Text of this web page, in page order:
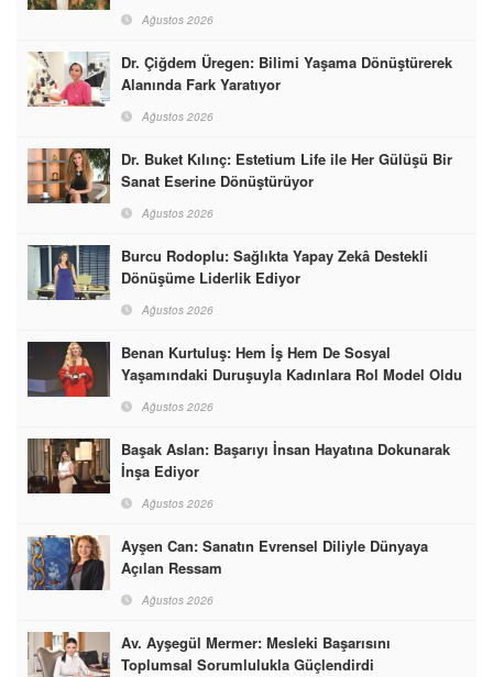
Ağustos 2026
Dr. Çiğdem Üregen: Bilimi Yaşama Dönüştürerek
Alanında Fark Yaratıyor
Ağustos 2026
Dr. Buket Kılınç: Estetium Life ile Her Gülüşü Bir
Sanat Eserine Dönüştürüyor
Ağustos 2026
Burcu Rodoplu: Sağlıkta Yapay Zekâ Destekli
Dönüşüme Liderlik Ediyor
Ağustos 2026
Benan Kurtuluş: Hem İş Hem De Sosyal
Yaşamındaki Duruşuyla Kadınlara Rol Model Oldu
Ağustos 2026
Başak Aslan: Başarıyı İnsan Hayatına Dokunarak
İnşa Ediyor
Ağustos 2026
Ayşen Can: Sanatın Evrensel Diliyle Dünyaya
Açılan Ressam
Ağustos 2026
Av. Ayşegül Mermer: Mesleki Başarısını
Toplumsal Sorumlulukla Güçlendirdi